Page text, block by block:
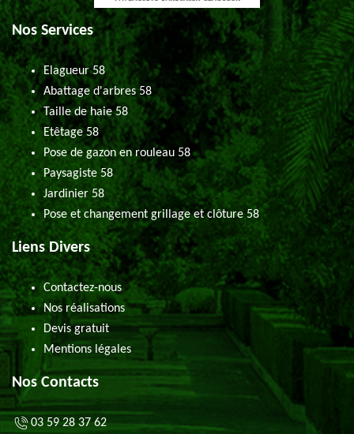
Nos Services
Elagueur 58
Abattage d'arbres 58
Taille de haie 58
Etêtage 58
Pose de gazon en rouleau 58
Paysagiste 58
Jardinier 58
Pose et changement grillage et clôture 58
Liens Divers
Contactez-nous
Nos réalisations
Devis gratuit
Mentions légales
Nos Contacts
03 59 28 37 62